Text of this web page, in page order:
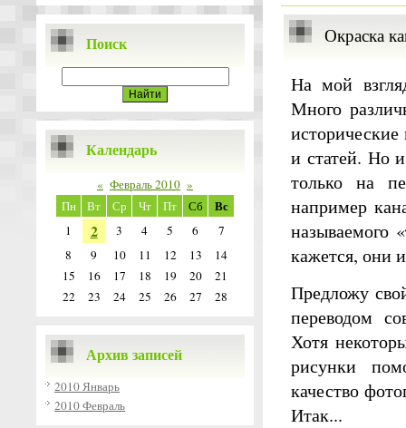
Поиск
Календарь
« Февраль 2010 »
Пн
Вт Ср Чт Пт Сб Вс
1 2 3 4 5 6
7
8
9 10 11 12 13
14
15
16 17 18 19 20
21
22
23 24 25 26 27 28
Архив записей
2010 Январь
2010 Февраль
Окраска
На мой
Много
и статей. Но
только на
например
называемого
кажется, они
Предложу
переводом
Хотя
рисунки
качество
Итак...